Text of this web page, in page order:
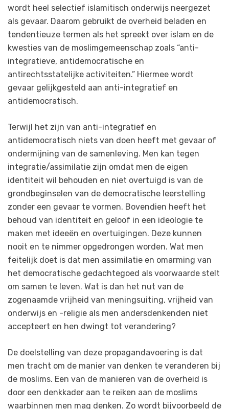
wordt heel selectief islamitisch onderwijs neergezet
als gevaar. Daarom gebruikt de overheid beladen en
tendentieuze termen als het spreekt over islam en de
kwesties van de moslimgemeenschap zoals “anti-
integratieve, antidemocratische en
antirechtsstatelijke activiteiten.” Hiermee wordt
gevaar gelijkgesteld aan anti-integratief en
antidemocratisch.
Terwijl het zijn van anti-integratief en
antidemocratisch niets van doen heeft met gevaar of
ondermijning van de samenleving. Men kan tegen
integratie/assimilatie zijn omdat men de eigen
identiteit wil behouden en niet overtuigd is van de
grondbeginselen van de democratische leerstelling
zonder een gevaar te vormen. Bovendien heeft het
behoud van identiteit en geloof in een ideologie te
maken met ideeën en overtuigingen. Deze kunnen
nooit en te nimmer opgedrongen worden. Wat men
feitelijk doet is dat men assimilatie en omarming van
het democratische gedachtegoed als voorwaarde stelt
om samen te leven. Wat is dan het nut van de
zogenaamde vrijheid van meningsuiting, vrijheid van
onderwijs en -religie als men andersdenkenden niet
accepteert en hen dwingt tot verandering?
De doelstelling van deze propagandavoering is dat
men tracht om de manier van denken te veranderen bij
de moslims. Een van de manieren van de overheid is
door een denkkader aan te reiken aan de moslims
waarbinnen men mag denken. Zo wordt bijvoorbeeld de